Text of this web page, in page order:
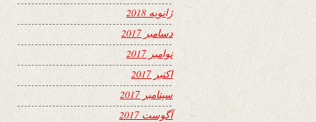
ژانویه 2018
دسامبر 2017
نوامبر 2017
اکتبر 2017
سپتامبر 2017
آگوست 2017